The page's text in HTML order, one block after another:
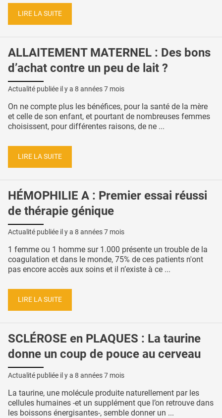
LIRE LA SUITE
ALLAITEMENT MATERNEL : Des bons
d’achat contre un peu de lait ?
Actualité publiée il y a 8 années 7 mois
On ne compte plus les bénéfices, pour la santé de la mère
et celle de son enfant, et pourtant de nombreuses femmes
choisissent, pour différentes raisons, de ne ...
LIRE LA SUITE
HÉMOPHILIE A : Premier essai réussi
de thérapie génique
Actualité publiée il y a 8 années 7 mois
1 femme ou 1 homme sur 1.000 présente un trouble de la
coagulation et dans le monde, 75% de ces patients n'ont
pas encore accès aux soins et il n’existe à ce ...
LIRE LA SUITE
SCLÉROSE en PLAQUES : La taurine
donne un coup de pouce au cerveau
Actualité publiée il y a 8 années 7 mois
La taurine, une molécule produite naturellement par les
cellules humaines -et un supplément que l’on retrouve dans
les boissons énergisantes-, semble donner un ...